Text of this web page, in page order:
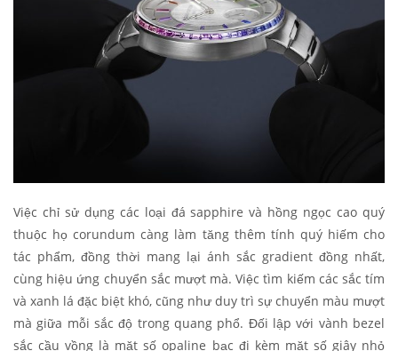
Việc chỉ sử dụng các loại đá sapphire và hồng ngọc cao quý
thuộc họ corundum càng làm tăng thêm tính quý hiếm cho
tác phẩm, đồng thời mang lại ánh sắc gradient đồng nhất,
cùng hiệu ứng chuyển sắc mượt mà. Việc tìm kiếm các sắc tím
và xanh lá đặc biệt khó, cũng như duy trì sự chuyển màu mượt
mà giữa mỗi sắc độ trong quang phổ. Đối lập với vành bezel
sắc cầu vồng là mặt số opaline bạc đi kèm mặt số giây nhỏ